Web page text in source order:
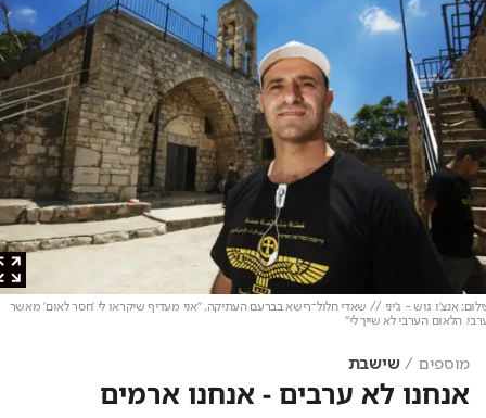
אנצ'ו גוש - ג'יני // שאדי חלול־רישא בברעם העתיקה. "אני מעדיף שיקראו לי 'חסר לאום' מאשר
הלאום הערבי לא שייך לי"
מוספים שישבת
אנחנו לא ערבים - אנחנו ארמים